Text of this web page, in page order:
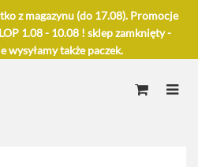
z magazynu (do 17.08). Promocje
1.08 - 10.08 ! sklep zamknięty -
wysyłamy także paczek.